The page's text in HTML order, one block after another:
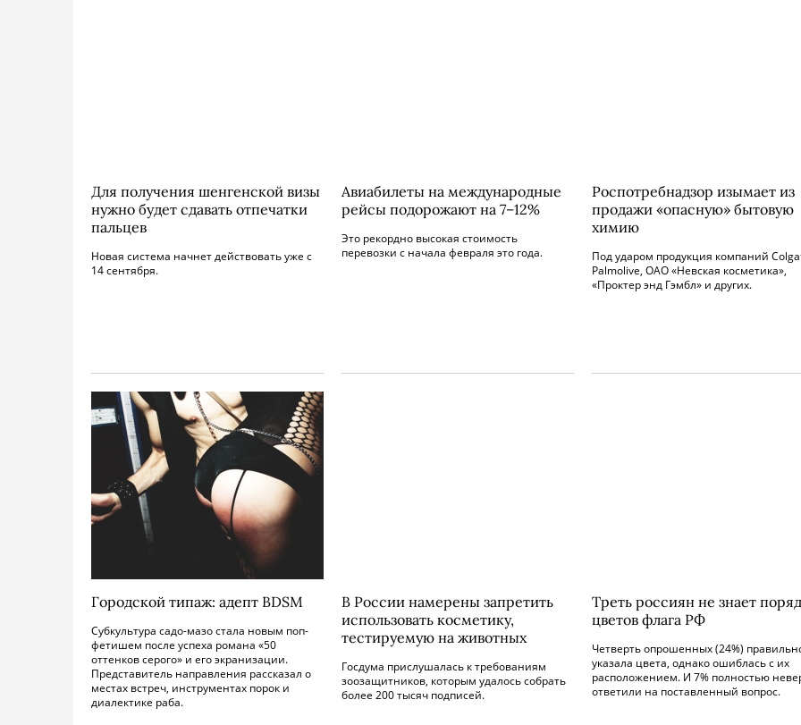
Для получения шенгенской визы
нужно будет сдавать отпечатки
пальцев
Новая система начнет действовать уже с
14 сентября.
Авиабилеты на международные
рейсы подорожают на 7–12%
Это рекордно высокая стоимость
перевозки с начала февраля это года.
Роспотребнадзор изымает из
продажи «опасную» бытовую
химию
Под ударом продукция компаний
Palmolive, ОАО «Невская косметика»,
«Проктер энд Гэмбл» и других.
Городской типаж: адепт BDSM
Субкультура садо-мазо стала новым поп-
фетишем после успеха романа «50
оттенков серого» и его экранизации.
Представитель направления рассказал о
местах встреч, инструментах порок и
диалектике раба.
В России намерены запретить
использовать косметику,
тестируемую на животных
Госдума прислушалась к требованиям
зоозащитников, которым удалось собрать
более 200 тысяч подписей.
Треть россиян не знает
цветов флага РФ
Четверть опрошенных (24%)
указала цвета, однако ошиблась с их
расположением. И 7% полностью
ответили на поставленный вопрос.